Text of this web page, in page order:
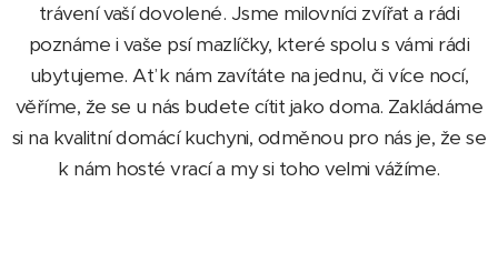
trávení vaší dovolené. Jsme milovníci zvířat a rádi
poznáme i vaše psí mazlíčky, které spolu s vámi rádi
ubytujeme. Ať k nám zavítáte na jednu, či více nocí,
věříme, že se u nás budete cítit jako doma. Zakládáme
si na kvalitní domácí kuchyni, odměnou pro nás je, že se
k nám hosté vrací a my si toho velmi vážíme.